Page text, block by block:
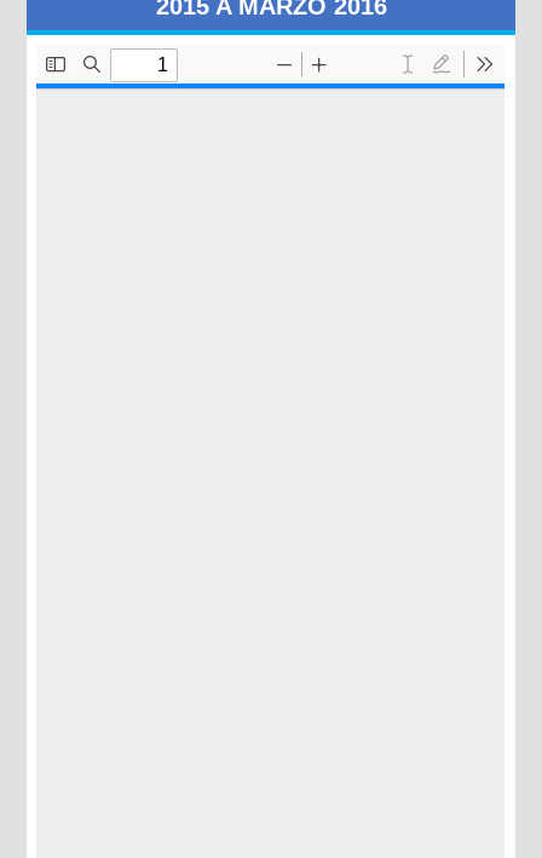
2015 A MARZO 2016